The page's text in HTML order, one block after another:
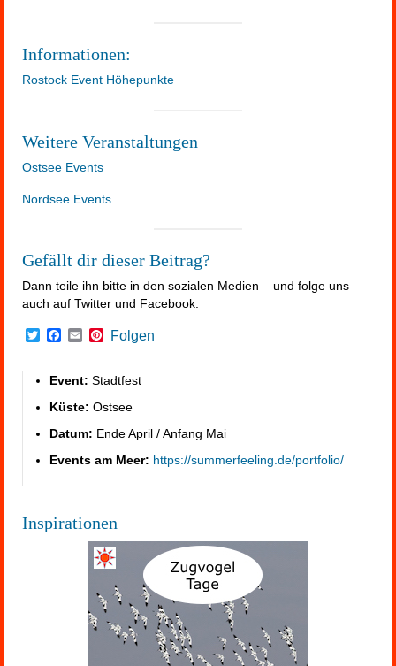
Informationen:
Rostock Event Höhepunkte
Weitere Veranstaltungen
Ostsee Events
Nordsee Events
Gefällt dir dieser Beitrag?
Dann teile ihn bitte in den sozialen Medien – und folge uns
auch auf Twitter und Facebook:
TwitterFacebook
EmailPinterest
Folgen
Event: Stadtfest
Küste: Ostsee
Datum: Ende April / Anfang Mai
Events am Meer: https://summerfeeling.de/portfolio/
Inspirationen